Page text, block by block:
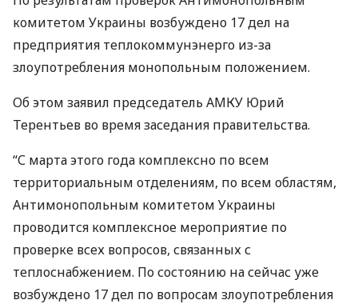
комитетом Украины возбуждено 17 дел на
предприятия теплокоммунэнерго из-за
злоупотребления монопольным положением.
Об этом заявил председатель АМКУ Юрий
Терентьев во время заседания правительства.
“С марта этого года комплексно по всем
территориальным отделениям, по всем областям,
Антимонопольным комитетом Украины
проводится комплексное мероприятие по
проверке всех вопросов, связанных с
теплоснабжением. По состоянию на сейчас уже
возбуждено 17 дел по вопросам злоупотребления